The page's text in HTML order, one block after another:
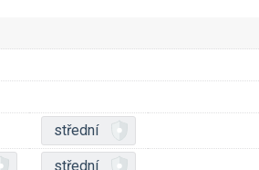
střední
střední